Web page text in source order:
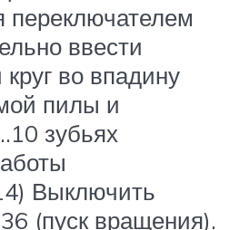
переключателем
ввести
во впадину
пилы и
зубьях
Выключить
(пуск вращения).